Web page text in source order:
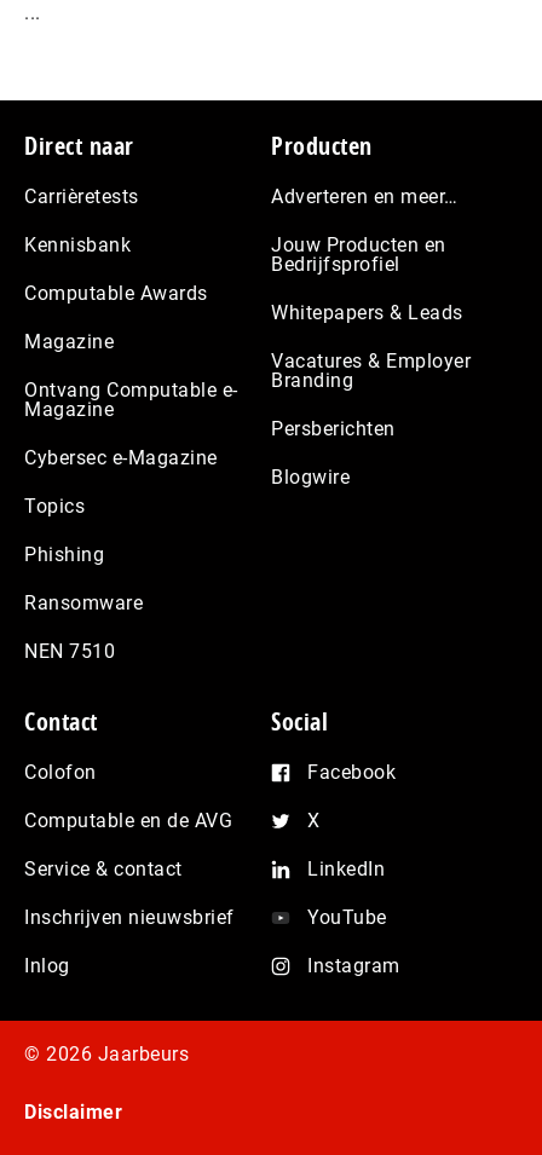
...
Footer
Direct naar
Carrièretests
Kennisbank
Computable Awards
Magazine
Ontvang Computable e-
Magazine
Cybersec e-Magazine
Topics
Phishing
Ransomware
NEN 7510
Producten
Adverteren en meer…
Jouw Producten en
Bedrijfsprofiel
Whitepapers & Leads
Vacatures & Employer
Branding
Persberichten
Blogwire
Contact
Colofon
Computable en de AVG
Service & contact
Inschrijven nieuwsbrief
Inlog
Social
Facebook
X
LinkedIn
YouTube
Instagram
© 2026 Jaarbeurs
Disclaimer